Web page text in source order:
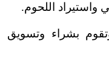
واستيراد اللحوم.
بشراء وتسويق